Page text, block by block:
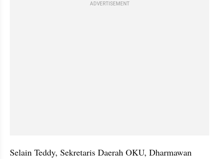
ADVERTISEMENT
Selain Teddy, Sekretaris Daerah OKU, Dharmawan